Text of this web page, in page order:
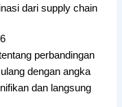
dari supply chain
perbandingan
dengan angka
dan langsung